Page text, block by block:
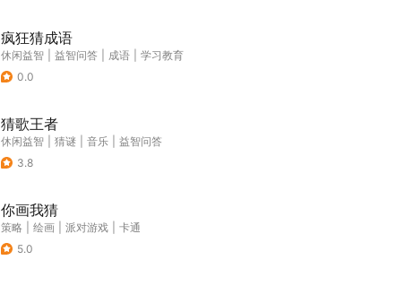
疯狂猜成语
休闲益智 益智问答 成语
学习教育
0.0
猜歌王者
休闲益智 猜谜 音乐
益智问答
3.8
你画我猜
策略 绘画 派对游戏
卡通
5.0